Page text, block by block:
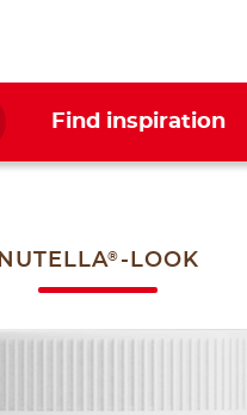
Find inspiration
NUTELLA® -LOOK